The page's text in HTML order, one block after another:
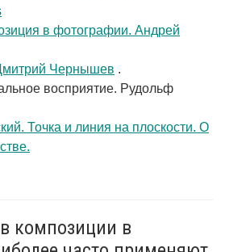
в фотографии. Андрей
Чернышев .
восприятие. Рудольф
Точка и линия на плоскости. О
композиции в